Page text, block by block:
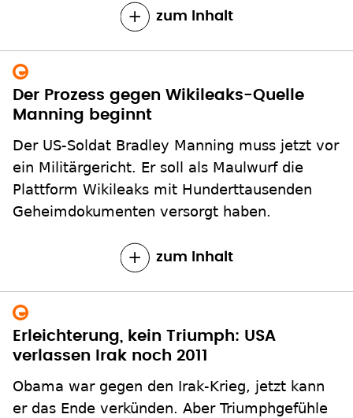
zum Inhalt
Der Prozess gegen Wikileaks-Quelle
Manning beginnt
Der US-Soldat Bradley Manning muss jetzt vor
ein Militärgericht. Er soll als Maulwurf die
Plattform Wikileaks mit Hunderttausenden
Geheimdokumenten versorgt haben.
zum Inhalt
Erleichterung, kein Triumph: USA
verlassen Irak noch 2011
Obama war gegen den Irak-Krieg, jetzt kann
er das Ende verkünden. Aber Triumphgefühle